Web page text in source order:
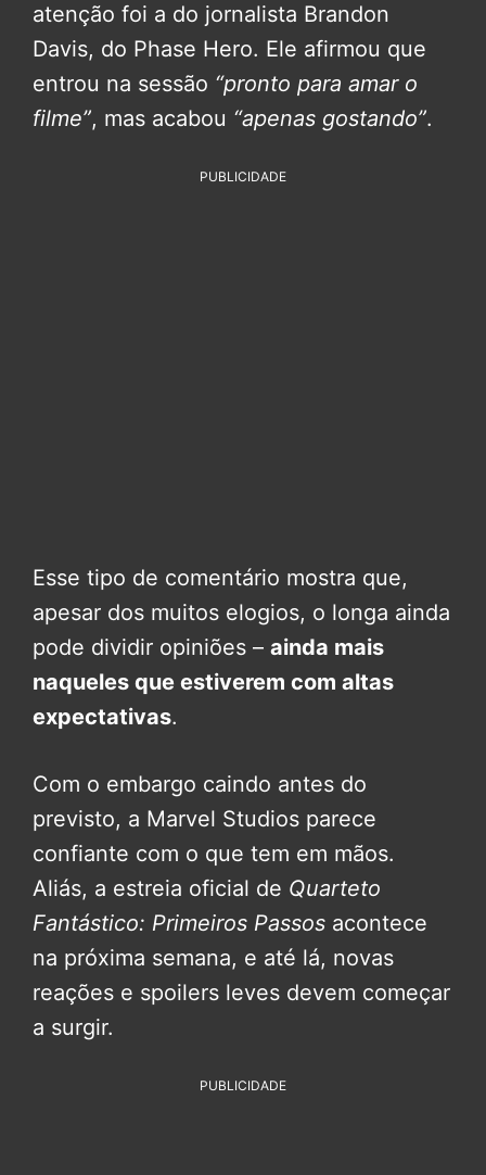
atenção foi a do jornalista Brandon
Davis, do Phase Hero. Ele afirmou que
entrou na sessão “pronto para amar o
filme”, mas acabou “apenas gostando”.
PUBLICIDADE
Esse tipo de comentário mostra que,
apesar dos muitos elogios, o longa ainda
pode dividir opiniões – ainda mais
naqueles que estiverem com altas
expectativas.
Com o embargo caindo antes do
previsto, a Marvel Studios parece
confiante com o que tem em mãos.
Aliás, a estreia oficial de Quarteto
Fantástico: Primeiros Passos acontece
na próxima semana, e até lá, novas
reações e spoilers leves devem começar
a surgir.
PUBLICIDADE